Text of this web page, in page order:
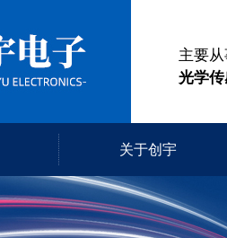
主要
光学
关于创宇